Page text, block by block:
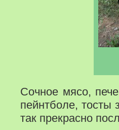
Сочное мясо,
пейнтболе, тосты
так прекрасно